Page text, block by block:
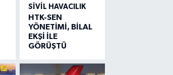
SIVIL HAVACILIK
HTK-SEN
YÖNETİMİ, BİLAL
EKŞİ İLE
GÖRÜŞTÜ